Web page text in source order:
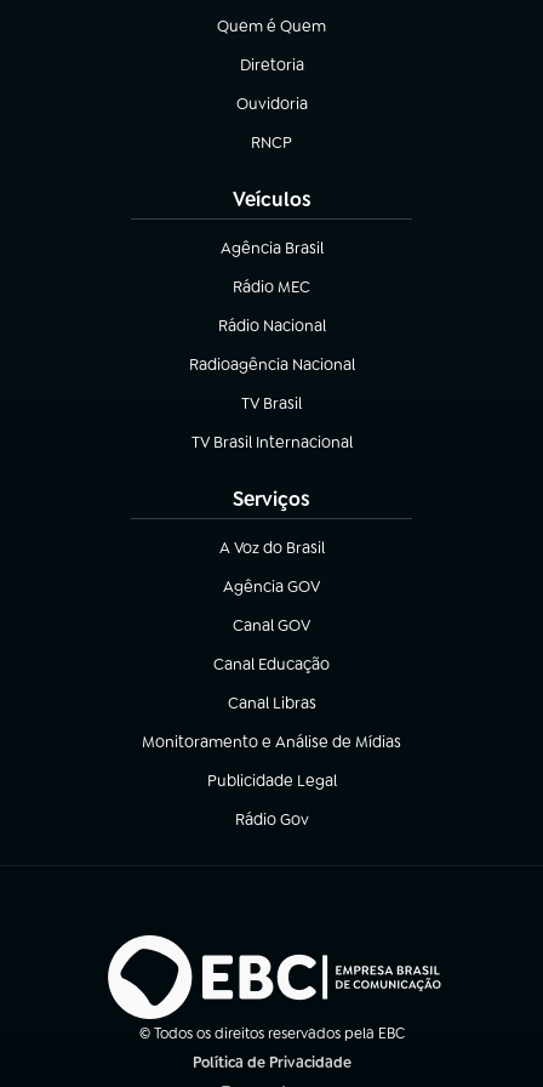
Quem é Quem
(abre em nova aba)
Diretoria
(abre em nova aba)
Ouvidoria
(abre em nova aba)
RNCP
(abre em nova aba)
Veículos
Agência Brasil
(abre em nova aba)
Rádio MEC
(abre em nova aba)
Rádio Nacional
Radioagência Nacional
(abre em nova aba)
TV Brasil
(abre em nova aba)
TV Brasil Internacional
(abre em nova aba)
Serviços
A Voz do Brasil
(abre em nova aba)
Agência GOV
(abre em nova aba)
Canal GOV
(abre em nova aba)
Canal Educação
(abre em nova aba)
Canal Libras
(abre em nova aba)
Monitoramento e Análise de Mídias
(abre em nova aba)
Publicidade Legal
(abre em nova aba)
Rádio Gov
(abre em nova aba)
© Todos os direitos reservados pela EBC
Política de Privacidade